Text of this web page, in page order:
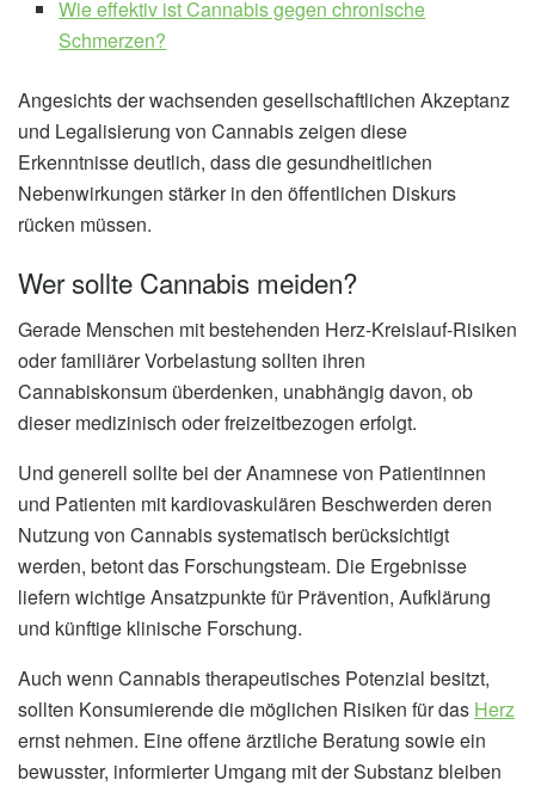
Wie effektiv ist Cannabis gegen chronische
Schmerzen?
Angesichts der wachsenden gesellschaftlichen Akzeptanz
und Legalisierung von Cannabis zeigen diese
Erkenntnisse deutlich, dass die gesundheitlichen
Nebenwirkungen stärker in den öffentlichen Diskurs
rücken müssen.
Wer sollte Cannabis meiden?
Gerade Menschen mit bestehenden Herz-Kreislauf-Risiken
oder familiärer Vorbelastung sollten ihren
Cannabiskonsum überdenken, unabhängig davon, ob
dieser medizinisch oder freizeitbezogen erfolgt.
Und generell sollte bei der Anamnese von Patientinnen
und Patienten mit kardiovaskulären Beschwerden deren
Nutzung von Cannabis systematisch berücksichtigt
werden, betont das Forschungsteam. Die Ergebnisse
liefern wichtige Ansatzpunkte für Prävention, Aufklärung
und künftige klinische Forschung.
Auch wenn Cannabis therapeutisches Potenzial besitzt,
sollten Konsumierende die möglichen Risiken für das Herz
ernst nehmen. Eine offene ärztliche Beratung sowie ein
bewusster, informierter Umgang mit der Substanz bleiben